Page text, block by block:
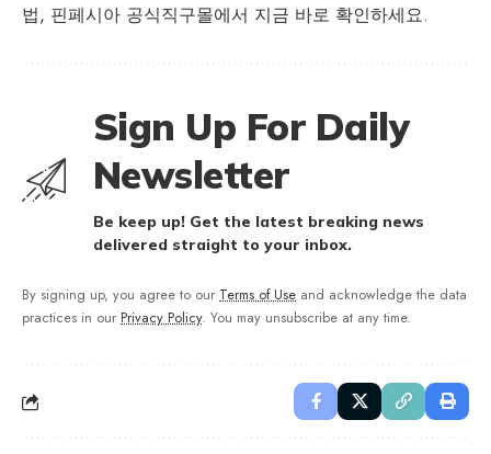
법, 핀페시아 공식직구몰에서 지금 바로 확인하세요.
Sign Up For Daily
Newsletter
Be keep up! Get the latest breaking news
delivered straight to your inbox.
By signing up, you agree to our Terms of Use and acknowledge the data
practices in our Privacy Policy. You may unsubscribe at any time.